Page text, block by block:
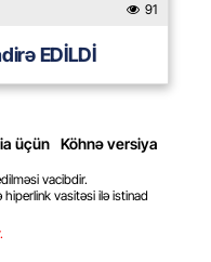
91
EDİLDİ
üçün Köhnə versiya
vacibdir.
vasitəsi ilə istinad